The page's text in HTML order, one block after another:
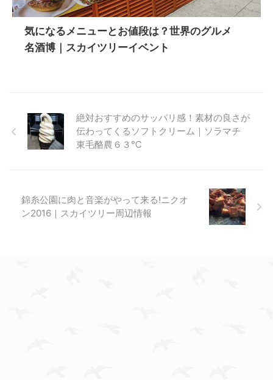
気になるメニューとお値段は？世界のグルメ
名酒博｜スカイツリーイベント
絶対おすすめのサッパリ感！素材の良さが
伝わってくるソフトクリーム｜ソラマチ
東毛酪農６３℃
錦糸公園に肉と音楽がやって来る!ニクオ
ン2016｜スカイツリー周辺情報